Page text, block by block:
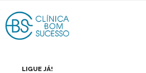
LIGUE JÁ!